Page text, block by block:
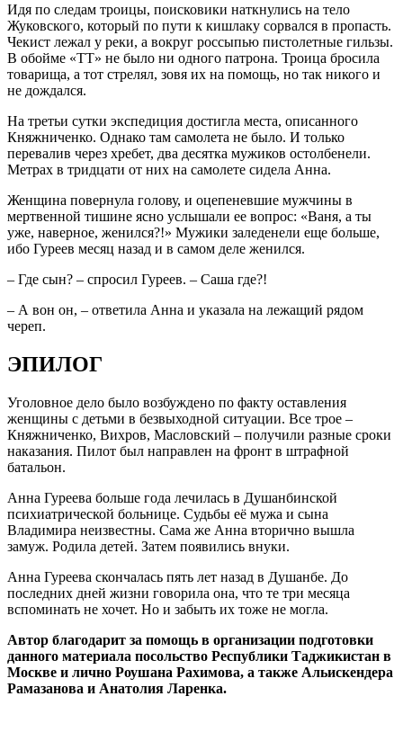
Идя по следам троицы, поисковики наткнулись на тело
Жуковского, который по пути к кишлаку сорвался в пропасть.
Чекист лежал у реки, а вокруг россыпью пистолетные гильзы.
В обойме «ТТ» не было ни одного патрона. Троица бросила
товарища, а тот стрелял, зовя их на помощь, но так никого и
не дождался.
На третьи сутки экспедиция достигла места, описанного
Княжниченко. Однако там самолета не было. И только
перевалив через хребет, два десятка мужиков остолбенели.
Метрах в тридцати от них на самолете сидела Анна.
Женщина повернула голову, и оцепеневшие мужчины в
мертвенной тишине ясно услышали ее вопрос: «Ваня, а ты
уже, наверное, женился?!» Мужики заледенели еще больше,
ибо Гуреев месяц назад и в самом деле женился.
– Где сын? – спросил Гуреев. – Саша где?!
– А вон он, – ответила Анна и указала на лежащий рядом
череп.
ЭПИЛОГ
Уголовное дело было возбуждено по факту оставления
женщины с детьми в безвыходной ситуации. Все трое –
Княжниченко, Вихров, Масловский – получили разные сроки
наказания. Пилот был направлен на фронт в штрафной
батальон.
Анна Гуреева больше года лечилась в Душанбинской
психиатрической больнице. Судьбы её мужа и сына
Владимира неизвестны. Сама же Анна вторично вышла
замуж. Родила детей. Затем появились внуки.
Анна Гуреева скончалась пять лет назад в Душанбе. До
последних дней жизни говорила она, что те три месяца
вспоминать не хочет. Но и забыть их тоже не могла.
Автор благодарит за помощь в организации подготовки
данного материала посольство Республики Таджикистан в
Москве и лично Роушана Рахимова, а также Альискендера
Рамазанова и Анатолия Ларенка.